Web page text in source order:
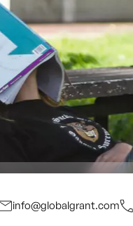
info@globalgrant.com